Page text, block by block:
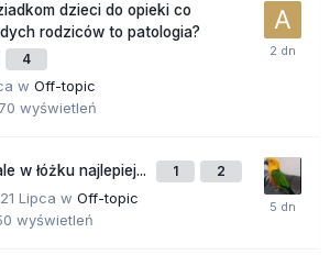
dzieci do opieki co
rodziców to patologia?
4
w Off-topic
wyświetleń
w łóżku najlepiej... 1 2
21 Lipca w Off-topic
wyświetleń